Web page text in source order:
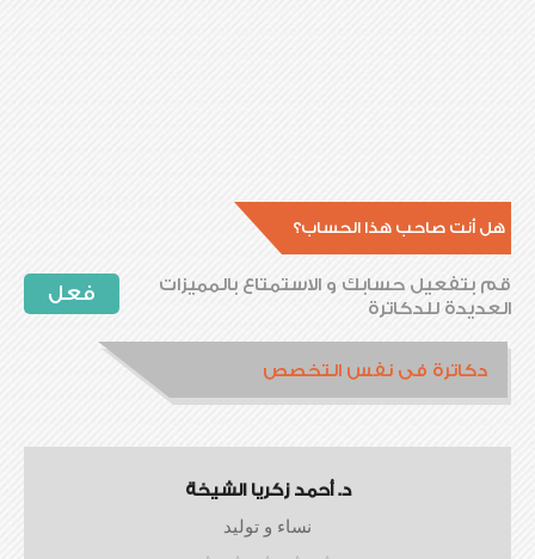
هل أنت صاحب هذا الحساب؟
فعل
قم بتفعيل حسابك و الاستمتاع بالمميزات
العديدة للدكاترة
دكاترة فى نفس التخصص
د. أحمد زكريا الشيخة
نساء و توليد